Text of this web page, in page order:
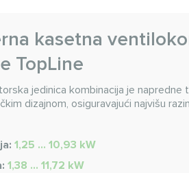
kasetna
TopLine
jedinica kombinacija je napredne
dizajnom, osiguravajući najvišu
1,25 … 10,93 kW
1,38 … 11,72 kW